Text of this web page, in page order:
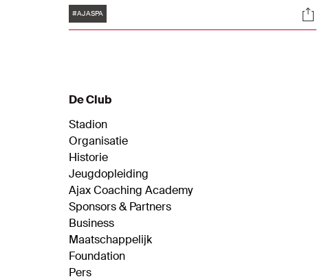
zorgden voor een 4-0-eindstand. Dankzij de
driepunter staat Ajax nu tweede in de
Tags
#AJASPA
De Club
Stadion
Organisatie
Historie
Jeugdopleiding
Ajax Coaching Academy
Sponsors & Partners
Business
Maatschappelijk
Foundation
Pers